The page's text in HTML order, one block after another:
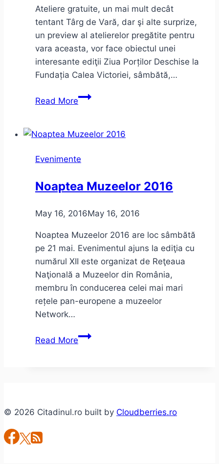
Ateliere gratuite, un mai mult decât
tentant Târg de Vară, dar şi alte surprize,
un preview al atelierelor pregătite pentru
vara aceasta, vor face obiectul unei
interesante ediţii Ziua Porților Deschise la
Fundația Calea Victoriei, sâmbătă,…
Read MoreZiua
–
Calea
–
2016
program
Evenimente
Noaptea Muzeelor 2016
May 16, 2016May 16, 2016
Noaptea Muzeelor 2016 are loc sâmbătă
pe 21 mai. Evenimentul ajuns la ediţia cu
numărul XII este organizat de Reţeaua
Naţională a Muzeelor din România,
membru în conducerea celei mai mari
rețele pan-europene a muzeelor
Network…
Read MoreNoaptea
© 2026 Citadinul.ro built by Cloudberries.ro